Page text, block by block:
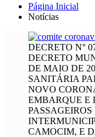
Página Inicial
Notícias
DECRETO N°
DECRETO
DE MAIO DE
SANITÁRIA
NOVO
EMBARQUE E
CAMOCIM, E